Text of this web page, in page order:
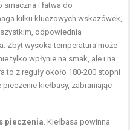
smaczna i łatwa do
kilku kluczowych wskazówek,
odpowiednia
Zbyt wysoka temperatura może
tylko wpłynie na smak, ale i na
to z reguły około 180-200 stopni
kiełbasy, zabraniając
pieczenia. Kiełbasa powinna